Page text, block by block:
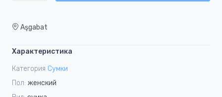
Aşgabat
Характеристика
Категория Сумки
Пол: женский